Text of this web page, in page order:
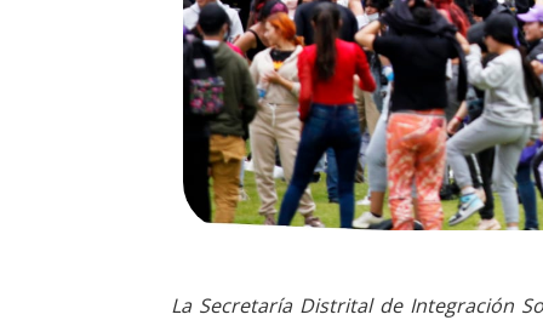
La Secretaría Distrital de Integración